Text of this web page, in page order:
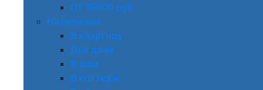
От 18000 руб
Назначение
В квартиру
Для дачи
В дом
В коттедж